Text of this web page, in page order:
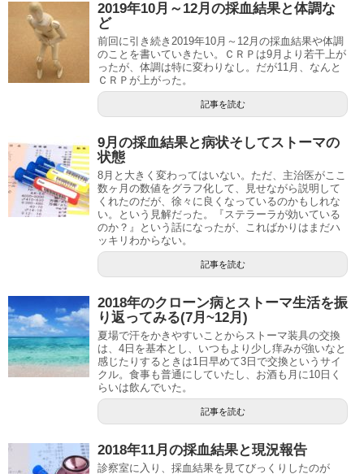
2019年10月～12月の採血結果と体調な
ど
前回に引き続き2019年10月～12月の採血結果や体調
のことを書いていきたい。ＣＲＰは9月より若干上が
ったが、体調は特に変わりなし。だが11月、なんと
ＣＲＰが上がった。
記事を読む
9月の採血結果と病状そしてストーマの
状態
8月と大きく変わってはいない。ただ、主治医がここ
数ヶ月の数値をグラフ化して、見せながら説明して
くれたのだが、徐々に良くなっているのかもしれな
い。という見解だった。『ステラーラが効いている
のか？』という話になったが、こればかりはまだハ
ッキリわからない。
記事を読む
2018年のクローン病とストーマ生活を振
り返ってみる(7月~12月)
夏場で汗をかきやすいことからストーマ装具の交換
は、4日を基本とし、いつもより少し痒みが強いなと
感じたりするときは1日早めて3日で交換というサイ
クル。食事も普通にしていたし、お酒も月に10日く
らいは飲んでいた。
記事を読む
2018年11月の採血結果と現況報告
診察室に入り、採血結果を見てびっくりしたのが